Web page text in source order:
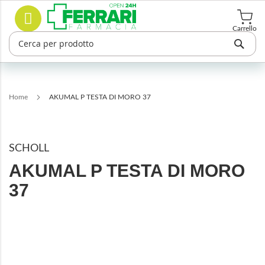
Salta
contenuto
Carrello
Cerca
Home AKUMAL P TESTA DI MORO 37
SCHOLL
AKUMAL P TESTA DI MORO
37